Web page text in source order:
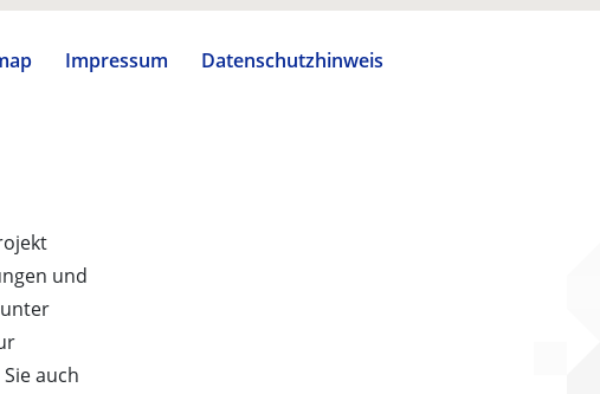
Impressum
Datenschutzhinweis
und
auch